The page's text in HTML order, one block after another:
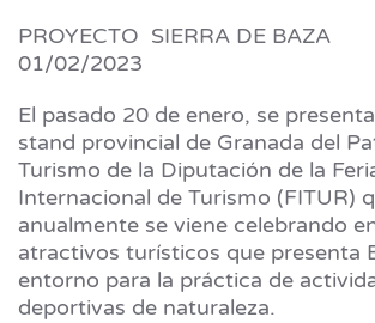
PROYECTO SIERRA DE BAZA
01/02/2023
El pasado 20 de enero, se
stand provincial de Granada del
Turismo de la Diputación de la
Internacional de Turismo (FITUR)
anualmente se viene celebrando
atractivos turísticos que presenta
entorno para la práctica de
deportivas de naturaleza.